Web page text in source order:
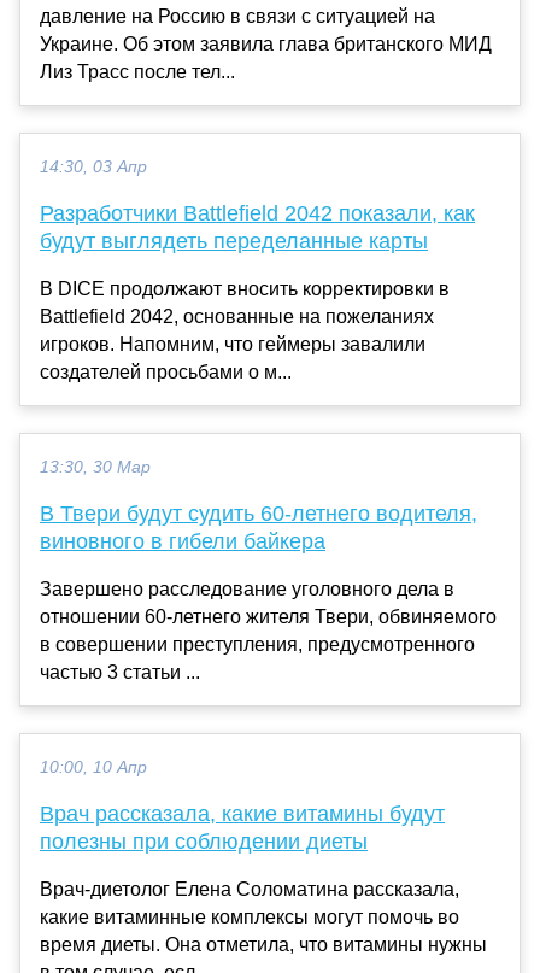
давление на Россию в связи с ситуацией на
Украине. Об этом заявила глава британского МИД
Лиз Трасс после тел...
14:30, 03 Апр
Разработчики Battlefield 2042 показали, как
будут выглядеть переделанные карты
В DICE продолжают вносить корректировки в
Battlefield 2042, основанные на пожеланиях
игроков. Напомним, что геймеры завалили
создателей просьбами о м...
13:30, 30 Мар
В Твери будут судить 60-летнего водителя,
виновного в гибели байкера
Завершено расследование уголовного дела в
отношении 60-летнего жителя Твери, обвиняемого
в совершении преступления, предусмотренного
частью 3 статьи ...
10:00, 10 Апр
Врач рассказала, какие витамины будут
полезны при соблюдении диеты
Врач-диетолог Елена Соломатина рассказала,
какие витаминные комплексы могут помочь во
время диеты. Она отметила, что витамины нужны